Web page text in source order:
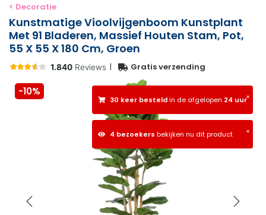
< Decoratie
Kunstmatige Vioolvijgenboom Kunstplant
Met 91 Bladeren, Massief Houten Stam, Pot,
55 X 55 X 180 Cm, Groen
| Gratis verzending
×
30 keer besteldin de afgelopen 24 uur
×
4 bezoekers bekijken nu dit product
-10%